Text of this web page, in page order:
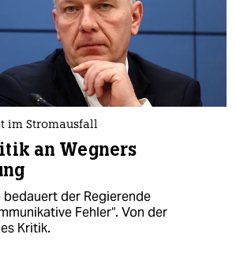
im Stromausfall
an Wegners
bedauert der Regierende
Fehler“. Von der
Kritik.